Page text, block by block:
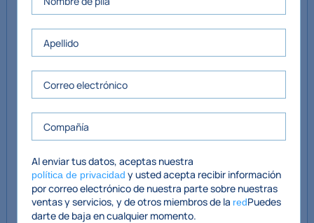
Dormitorio 3,6 mx 3,18 m
Dormitorio 4,56 mx 3,57 m
Dormitorio
Primer piso
Dormitorio 5,92 mx 3,6 m
Al enviar tus datos, aceptas nuestra
política de privacidad y usted acepta recibir información
por correo electrónico de nuestra parte sobre nuestras
ventas y servicios, y de otros miembros de la redPuedes
darte de baja en cualquier momento.